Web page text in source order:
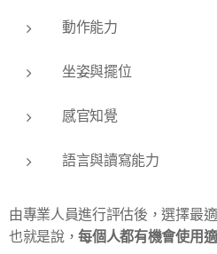
動作能力
坐姿與擺位
感官知覺
語言與讀寫能力
由專業人員進行評估後，選擇最
也就是說，每個人都有機會使用